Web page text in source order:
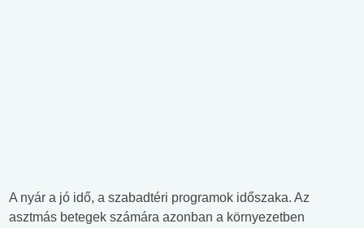
A nyár a jó idő, a szabadtéri programok időszaka. Az
asztmás betegek számára azonban a környezetben